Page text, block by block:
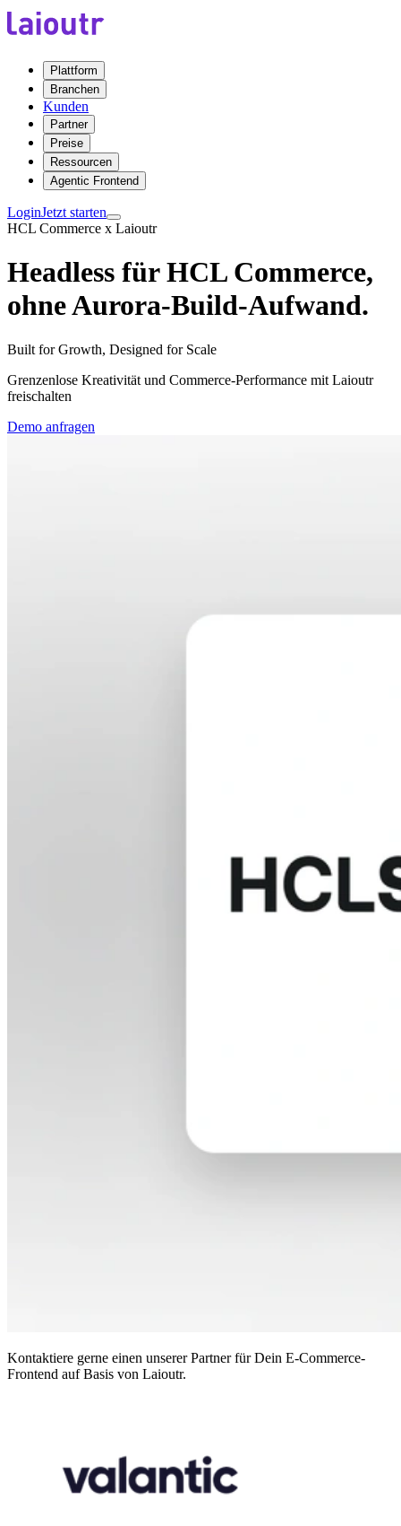
Plattform
Branchen
Kunden
Partner
Preise
Ressourcen
Agentic Frontend
LoginJetzt starten
HCL Commerce x Laioutr
Headless für HCL Commerce,
ohne Aurora-Build-Aufwand.
Built for Growth, Designed for Scale
Grenzenlose Kreativität und Commerce-Performance mit Laioutr
freischalten
Demo anfragen
Kontaktiere gerne einen unserer Partner für Dein E-Commerce-
Frontend auf Basis von Laioutr.